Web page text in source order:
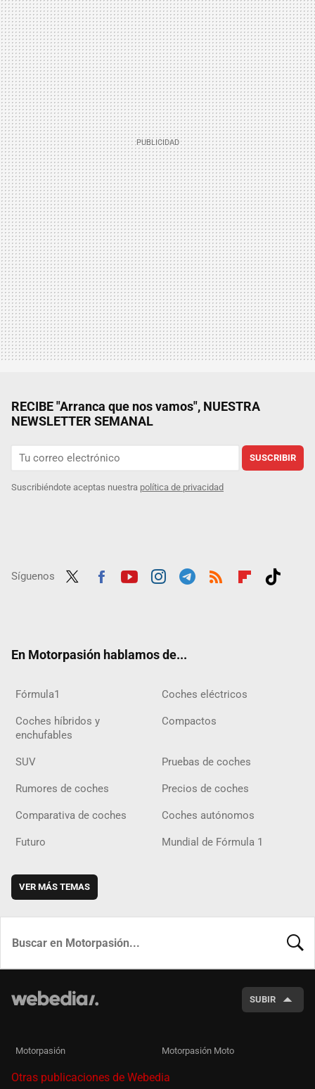
RECIBE "Arranca que nos vamos", NUESTRA
NEWSLETTER SEMANAL
SUSCRIBIR
Suscribiéndote aceptas nuestra política de privacidad
Síguenos
En Motorpasión hablamos de...
Fórmula1 Coches eléctricos
Coches híbridos y
enchufables
Compactos
SUV Pruebas de coches
Rumores de coches Precios de coches
Comparativa de coches Coches autónomos
Futuro Mundial de Fórmula 1
VER MÁS TEMAS
SUBIR
Motorpasión Motorpasión Moto
Otras publicaciones de Webedia